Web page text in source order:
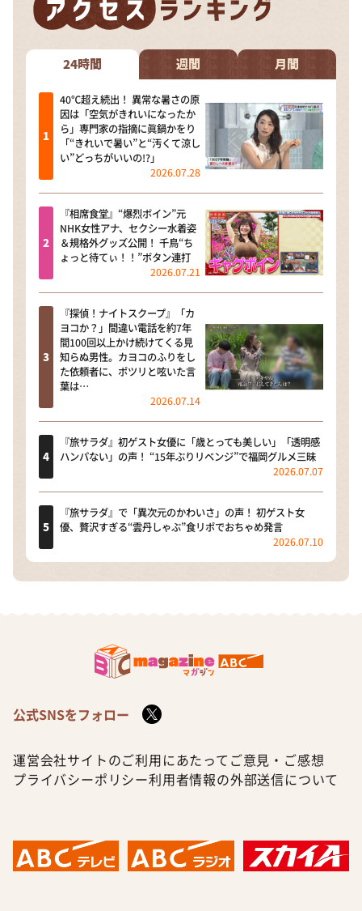
24時間 週間 月間
40℃超え続出！ 異常な暑さの原
因は「空気がきれいになったか
ら」専門家の指摘に眞鍋かをり
「“きれいで暑い”と“汚くて涼し
い”どっちがいいの!?」
2026.07.28
『相席食堂』“爆烈ボイン”元
NHK女性アナ、セクシー水着姿
＆規格外グッズ公開！ 千鳥“ち
ょっと待てぃ！！”ボタン連打
2026.07.21
『探偵！ナイトスクープ』「カ
ヨコか？」間違い電話を約7年
間100回以上かけ続けてくる見
知らぬ男性。カヨコのふりをし
た依頼者に、ポツリと呟いた言
葉は…
2026.07.14
『旅サラダ』初ゲスト女優に「歳とっても美しい」「透明感
ハンパない」の声！ “15年ぶりリベンジ”で福岡グルメ三昧
2026.07.07
『旅サラダ』で「異次元のかわいさ」の声！ 初ゲスト女
優、贅沢すぎる“雲丹しゃぶ”食リポでおちゃめ発言
2026.07.10
公式SNSをフォロー
運営会社サイトのご利用にあたって ご意見・ご感想
プライバシーポリシー利用者情報の外部送信について